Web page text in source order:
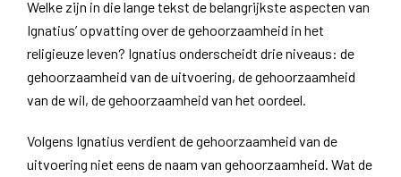
Welke zijn in die lange tekst de belangrijkste aspecten van
Ignatius’ opvatting over de gehoorzaamheid in het
religieuze leven? Ignatius onderscheidt drie niveaus: de
gehoorzaamheid van de uitvoering, de gehoorzaamheid
van de wil, de gehoorzaamheid van het oordeel.
Volgens Ignatius verdient de gehoorzaamheid van de
uitvoering niet eens de naam van gehoorzaamheid. Wat de